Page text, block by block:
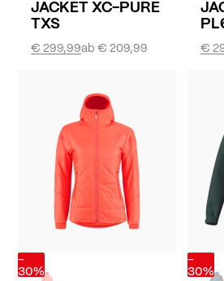
JACKET XC-PURE
TXS
ab€ 209,99
€ 299,99 €
-
30%
-
30%